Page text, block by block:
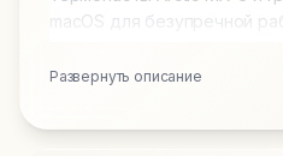
macOS для безупречной
Развернуть описание